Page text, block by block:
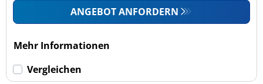
ANGEBOT ANFORDERN
Mehr Informationen
Vergleichen